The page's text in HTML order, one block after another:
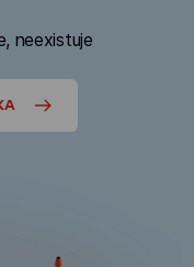
neexistuje